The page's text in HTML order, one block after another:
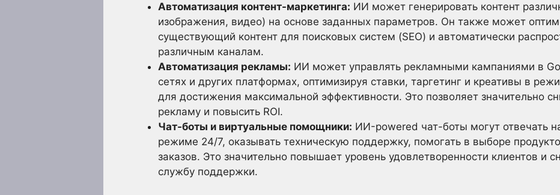
Автоматизация контент-маркетинга: ИИ может генерировать контент
изображения, видео) на основе заданных параметров. Он также может
существующий контент для поисковых систем (SEO) и автоматически
различным каналам.
Автоматизация рекламы: ИИ может управлять рекламными кампаниями в
сетях и других платформах, оптимизируя ставки, таргетинг и креативы в
для достижения максимальной эффективности. Это позволяет значительно
рекламу и повысить ROI.
Чат-боты и виртуальные помощники: ИИ-powered чат-боты могут отвечать
режиме 24/7, оказывать техническую поддержку, помогать в выборе
заказов. Это значительно повышает уровень удовлетворенности клиентов и
службу поддержки.